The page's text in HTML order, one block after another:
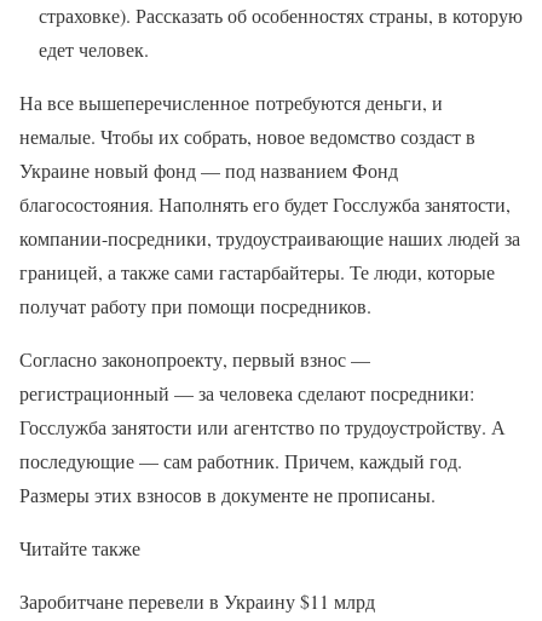
страховке). Рассказать об особенностях страны, в которую
едет человек.
На все вышеперечисленное потребуются деньги, и
немалые. Чтобы их собрать, новое ведомство создаст в
Украине новый фонд — под названием Фонд
благосостояния. Наполнять его будет Госслужба занятости,
компании-посредники, трудоустраивающие наших людей за
границей, а также сами гастарбайтеры. Те люди, которые
получат работу при помощи посредников.
Согласно законопроекту, первый взнос —
регистрационный — за человека сделают посредники:
Госслужба занятости или агентство по трудоустройству. А
последующие — сам работник. Причем, каждый год.
Размеры этих взносов в документе не прописаны.
Читайте также
Заробитчане перевели в Украину $11 млрд